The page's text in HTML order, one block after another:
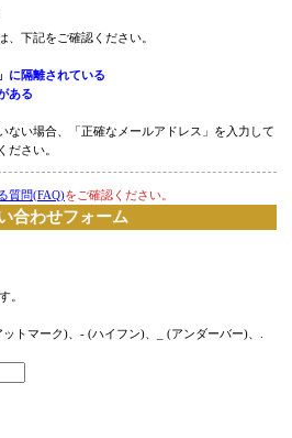
須
応が行えない場合もございますが、まずはお気
は、下記をご確認ください。
」に隔離されている
がある
いない場合、「正確なメールアドレス」を入力